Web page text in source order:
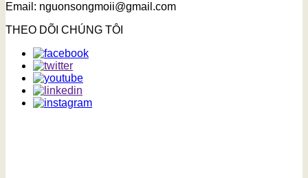
Email: nguonsongmoii@gmail.com
THEO DÕI CHÚNG TÔI